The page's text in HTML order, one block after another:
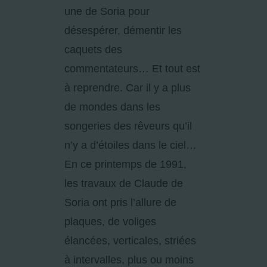
une de Soria pour
désespérer, démentir les
caquets des
commentateurs… Et tout est
à reprendre. Car il y a plus
de mondes dans les
songeries des rêveurs qu’il
n’y a d’étoiles dans le ciel…
En ce printemps de 1991,
les travaux de Claude de
Soria ont pris l’allure de
plaques, de voliges
élancées, verticales, striées
à intervalles, plus ou moins